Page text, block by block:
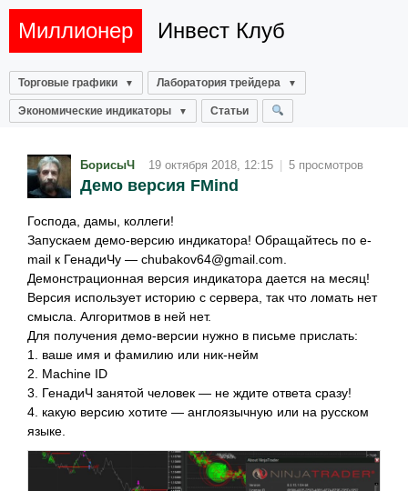
Миллионер Инвест Клуб
Торговые графики Лаборатория трейдера
Экономические индикаторы Статьи
БорисыЧ 19 октября 2018, 12:15 | 5 просмотров
Демо версия FMind
Господа, дамы, коллеги!
Запускаем демо-версию индикатора! Обращайтесь по e-
mail к ГенадиЧу — chubakov64@gmail.com
Демонстрационная версия индикатора дается на месяц!
Версия использует историю с сервера, так что ломать нет
смысла. Алгоритмов в ней нет.
Для получения демо-версии нужно в письме прислать:
1. ваше имя и фамилию или ник-нейм
2. Machine ID
3. ГенадиЧ занятой человек — не ждите ответа сразу!
4. какую версию хотите — англоязычную или на русском
языке.